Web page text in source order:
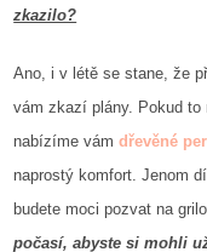
zkazilo?
Ano, i v létě se stane, že
vám zkazí plány. Pokud to
nabízíme vámdřevěné
naprostý komfort. Jenom
budete moci pozvat na
počasí, abyste si mohli